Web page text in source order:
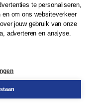
te personaliseren,
om ons websiteverkeer
jouw gebruik van onze
adverteren en analyse.